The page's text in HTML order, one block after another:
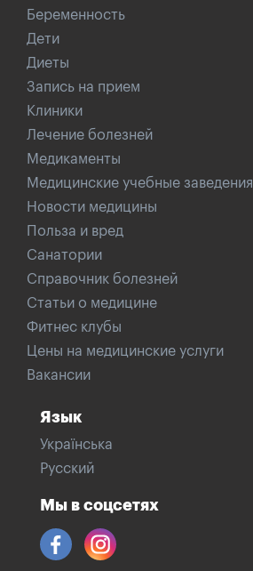
Беременность
Дети
Диеты
Запись на прием
Клиники
Лечение болезней
Медикаменты
Медицинские учебные заведения
Новости медицины
Польза и вред
Санатории
Справочник болезней
Статьи о медицине
Фитнес клубы
Цены на медицинские услуги
Вакансии
Язык
Українська
Русский
Мы в соцсетях